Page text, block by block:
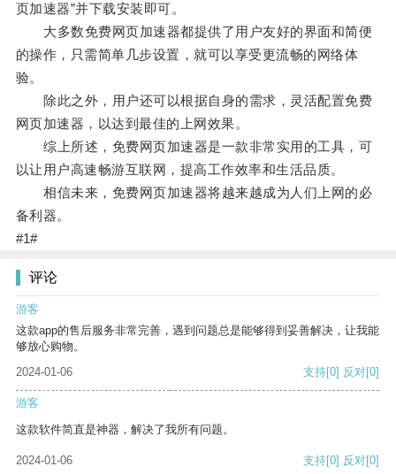
页加速器”并下载安装即可。
大多数免费网页加速器都提供了用户友好的界面和简便
的操作，只需简单几步设置，就可以享受更流畅的网络体
验。
除此之外，用户还可以根据自身的需求，灵活配置免费
网页加速器，以达到最佳的上网效果。
综上所述，免费网页加速器是一款非常实用的工具，可
以让用户高速畅游互联网，提高工作效率和生活品质。
相信未来，免费网页加速器将越来越成为人们上网的必
备利器。
#1#
评论
游客
这款app的售后服务非常完善，遇到问题总是能够得到妥善解决，让我能
够放心购物。
2024-01-06
支持[0] 反对[0]
游客
这款软件简直是神器，解决了我所有问题。
2024-01-06 支持[0] 反对[0]